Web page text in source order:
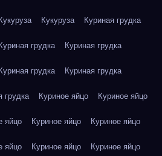
Кукуруза Кукуруза Куриная грудка
Куриная грудка Куриная грудка
Куриная грудка Куриная грудка
грудка Куриное яйцо Куриное яйцо
яйцо Куриное яйцо Куриное яйцо
яйцо Куриное яйцо Куриное яйцо